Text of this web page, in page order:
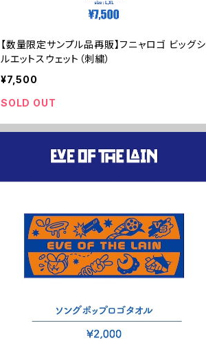
【数量限定サンプル品再販】フニャロゴ ビッグシ
ルエットスウェット（刺繍）
¥7,500
SOLD OUT